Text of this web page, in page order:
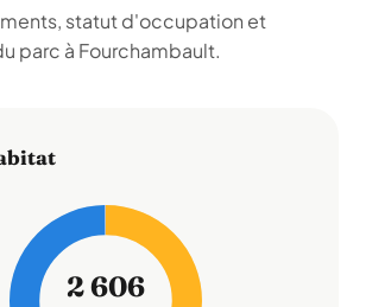
statut d'occupation et
parc à Fourchambault.
2 606